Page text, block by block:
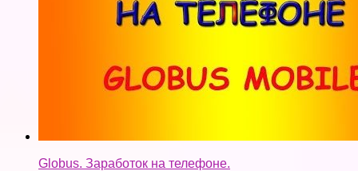
Globus. Заработок на телефоне.